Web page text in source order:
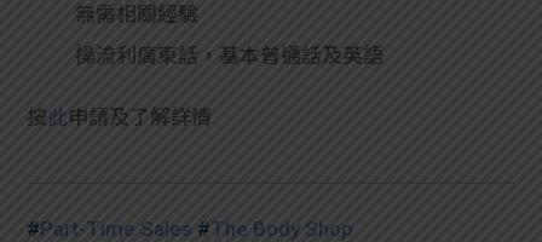
無需相關經驗
操流利廣東話，基本普通話及英語
按此申請及了解詳情
#Part-Time Sales #The Body Shop